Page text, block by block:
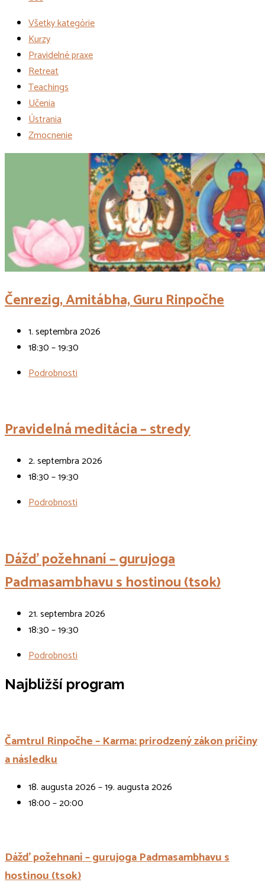
Všetky kategórie
Kurzy
Pravidelné praxe
Retreat
Teachings
Učenia
Ústrania
Zmocnenie
Čenrezig, Amitábha, Guru Rinpočhe
1. septembra 2026
18:30 – 19:30
Podrobnosti
Pravidelná meditácia – stredy
2. septembra 2026
18:30 – 19:30
Podrobnosti
Dážď požehnaní – gurujoga
Padmasambhavu s hostinou (tsok)
21. septembra 2026
18:30 – 19:30
Podrobnosti
Najbližší program
Čamtrul Rinpočhe – Karma: prirodzený zákon príčiny
a následku
18. augusta 2026 – 19. augusta 2026
18:00 – 20:00
Dážď požehnaní – gurujoga Padmasambhavu s
hostinou (tsok)